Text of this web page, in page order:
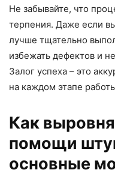
Не забывайте, что
терпения. Даже если
лучше тщательно
избежать дефектов и
Залог успеха – это
на каждом этапе
Как
помощи
основные